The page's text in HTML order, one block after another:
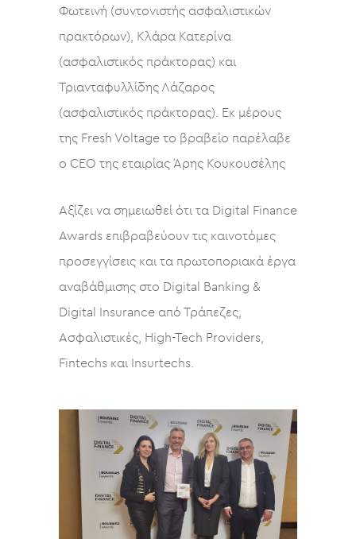
Φωτεινή (συντονιστής ασφαλιστικών
πρακτόρων), Κλάρα Κατερίνα
(ασφαλιστικός πράκτορας) και
Τριανταφυλλίδης Λάζαρος
(ασφαλιστικός πράκτορας). Εκ μέρους
της Fresh Voltage το βραβείο παρέλαβε
ο CEO της εταιρίας Άρης Κουκουσέλης
Αξίζει να σημειωθεί ότι τα Digital Finance
Awards επιβραβεύουν τις καινοτόμες
προσεγγίσεις και τα πρωτοποριακά έργα
αναβάθμισης στο Digital Banking &
Digital Insurance από Τράπεζες,
Ασφαλιστικές, High-Tech Providers,
Fintechs και Insurtechs.